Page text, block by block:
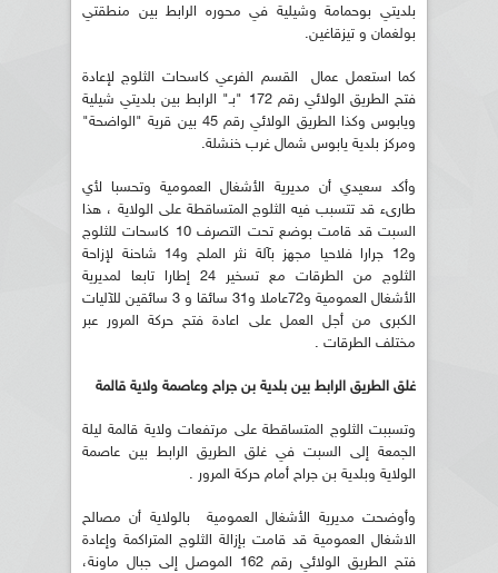
بلديتي بوحمامة وشيلية في محوره الرابط بين منطقتي
بولغمان و تيزقاغين.
كما استعمل عمال القسم الفرعي كاسحات الثلوج لإعادة
فتح الطريق الولائي رقم 172 "بـ" الرابط بين بلديتي شيلية
ويابوس وكذا الطريق الولائي رقم 45 بين قرية "الواضحة"
ومركز بلدية يابوس شمال غرب خنشلة.
وأكد سعيدي أن مديرية الأشغال العمومية وتحسبا لأي
طارىء قد تتسبب فيه الثلوج المتساقطة على الولاية ، هذا
السبت قد قامت بوضع تحت التصرف 10 كاسحات للثلوج
و12 جرارا فلاحيا مجهز بآلة نثر الملح و14 شاحنة لإزاحة
الثلوج من الطرقات مع تسخير 24 إطارا تابعا لمديرية
الأشغال العمومية و72عاملا و31 سائقا و 3 سائقين للآليات
الكبرى من أجل العمل على اعادة فتح حركة المرور عبر
مختلف الطرقات .
غلق الطريق الرابط بين بلدية بن جراح وعاصمة ولاية قالمة
وتسببت الثلوج المتساقطة على مرتفعات ولاية قالمة ليلة
الجمعة إلى السبت في غلق الطريق الرابط بين عاصمة
الولاية وبلدية بن جراح أمام حركة المرور .
وأوضحت مديرية الأشغال العمومية بالولاية أن مصالح
الاشغال العمومية قد قامت بإزالة الثلوج المتراكمة وإعادة
فتح الطريق الولائي رقم 162 الموصل إلى جبال ماونة،